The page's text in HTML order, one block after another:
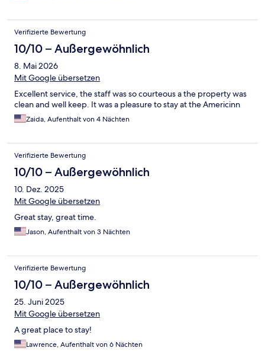
Verifizierte Bewertung
10/10 – Außergewöhnlich
8. Mai 2026
Mit Google übersetzen
Excellent service, the staff was so courteous a the property was
clean and well keep. It was a pleasure to stay at the Americinn
Zaida, Aufenthalt von 4 Nächten
Verifizierte Bewertung
10/10 – Außergewöhnlich
10. Dez. 2025
Mit Google übersetzen
Great stay, great time.
Jason, Aufenthalt von 3 Nächten
Verifizierte Bewertung
10/10 – Außergewöhnlich
25. Juni 2025
Mit Google übersetzen
A great place to stay!
Lawrence, Aufenthalt von 6 Nächten